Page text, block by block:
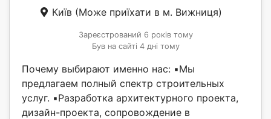
Київ (Може приїхати в м. Вижниця)
Зареєстрований 6 років тому
Був на сайті 4 дні тому
Почему выбирают именно нас: ▪️Мы
предлагаем полный спектр строительных
услуг. ▪️Разработка архитектурного проекта,
дизайн-проекта, сопровождение в